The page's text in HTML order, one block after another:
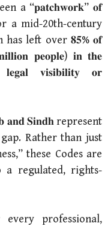
a “𝐩𝐚𝐭𝐜𝐡𝐰𝐨𝐫𝐤” 𝐨𝐟
a mid-20th-century
left over 𝟖𝟓% 𝐨𝐟
𝐩𝐞𝐨𝐩𝐥𝐞) 𝐢𝐧 𝐭𝐡𝐞
𝐯𝐢𝐬𝐢𝐛𝐢𝐥𝐢𝐭𝐲 𝐨𝐫
𝐚𝐧𝐝 𝐒𝐢𝐧𝐝𝐡 represent
Rather than just
these Codes are
a regulated, rights-
professional,